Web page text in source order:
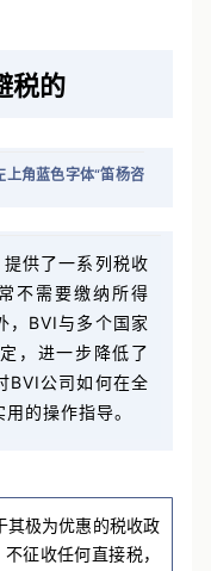
税的
角蓝色字体“笛杨咨
供了一系列税收
不需要缴纳所得
，BVI与多个国家
，进一步降低了
BVI公司如何在全
的操作指导。
其极为优惠的税收政
征收任何直接税，